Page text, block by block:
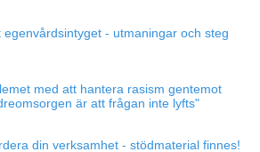
egenvårdsintyget - utmaningar och steg
med att hantera rasism gentemot
är att frågan inte lyfts"
din verksamhet - stödmaterial finnes!